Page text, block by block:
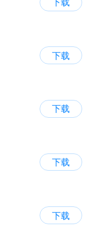
下载
下载
下载
下载
下载